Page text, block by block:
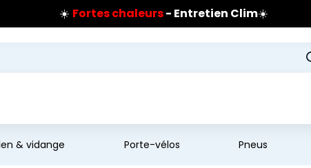
☀️ Fortes chaleurs- Entretien Clim☀️
Prix coûtant pneus Bridgestone
🔥Extincteur :réflexe sécurité🔥
sur les pneus
& vidange Porte-vélos Pneus